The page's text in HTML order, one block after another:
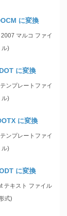
に変換
マルコ ファイ
ル)
に変換
ンプレートファイ
ル)
に変換
ンプレートファイ
ル)
に変換
テキスト ファイル
式)